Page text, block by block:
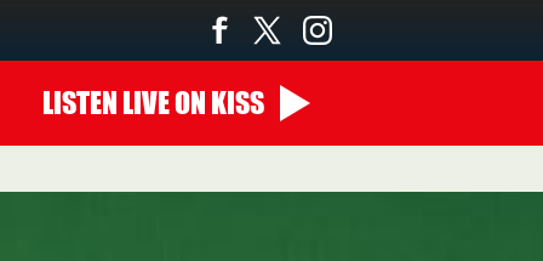
14:00 - 00:00
LISTEN LIVEON KISS